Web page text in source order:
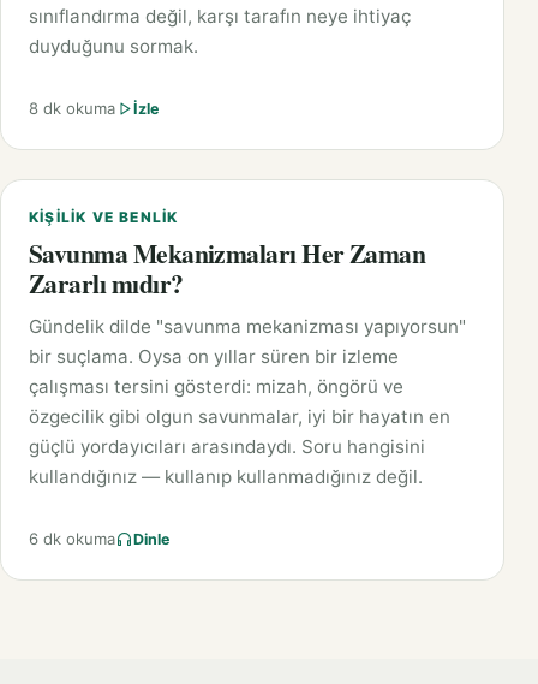
sınıflandırma değil, karşı tarafın neye ihtiyaç
duyduğunu sormak.
8 dk okuma İzle
KIŞILIK VE BENLIK
Savunma Mekanizmaları Her Zaman
Zararlı mıdır?
Gündelik dilde "savunma mekanizması yapıyorsun"
bir suçlama. Oysa on yıllar süren bir izleme
çalışması tersini gösterdi: mizah, öngörü ve
özgecilik gibi olgun savunmalar, iyi bir hayatın en
güçlü yordayıcıları arasındaydı. Soru hangisini
kullandığınız — kullanıp kullanmadığınız değil.
6 dk okuma Dinle